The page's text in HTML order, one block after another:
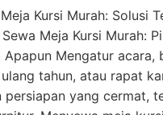
Kursi Murah: Solusi
Meja Kursi Murah:
Apapun Mengatur acara,
tahun, atau rapat
persiapan yang cermat,